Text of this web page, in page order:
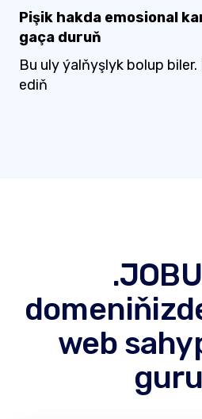
Pişik hakda emosional
gaça duruň
Bu uly ýalňyşlyk bolup
ediň
web